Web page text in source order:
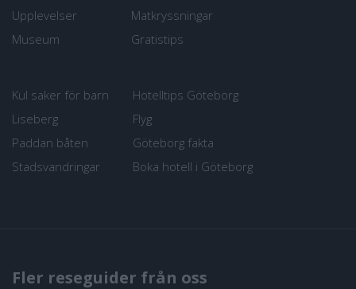
Upplevelser
Museum
Matkryssningar
Gratistips
Kul saker för barn
Liseberg
Paddan båten
Stadsvandringar
Hotelltips Göteborg
Flyg
Göteborg fakta
Boka hotell i Göteborg
Fler reseguider från oss